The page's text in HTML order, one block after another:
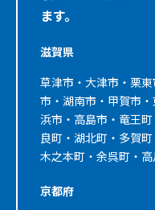
ます。
滋賀県
草津市・大津市・栗
市・湖南市・甲賀市
浜市・高島市・竜王
良町・湖北町・多賀
木之本町・余呉町・高
京都府